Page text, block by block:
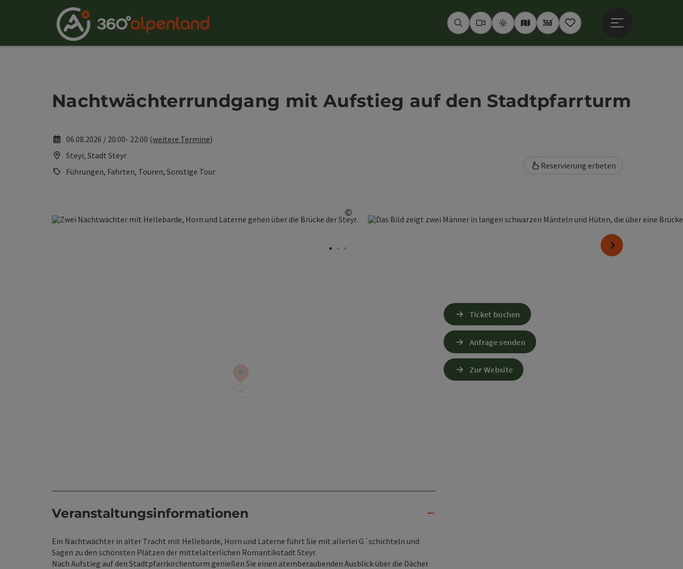
Accesskey
[0]
Zur NavigationAccesskey
[1]
Zum Seitenanfang[2]
Zur Kontaktseite Accesskey
[3]
Accesskey
[4]
Zum ImpressumAccesskey
[5]
Zu den Hinweisen zur Bedienung der Website
Zur StartseiteAccesskey
[7]
SuchenWebcams
WetterInteraktive Karte
360° Panoramen
Merkzettel
Nachtwächterrundgang mit Aufstieg auf den Stadtpfarrturm
06.08.2026 / 20:00- 22:00 (weitere Termine)
Steyr, Stadt Steyr
Führungen, Fahrten, Touren, Sonstige Tour
©
Copyright öffnen
nächstes Element
Reservierung erbeten
Veranstaltungsinformationen
Ein Nachtwächter in alter Tracht mit Hellebarde, Horn und Laterne führt Sie mit allerlei G´schichteln und
Sagen zu den schönsten Plätzen der mittelalterlichen Romantikstadt Steyr.
Nach Aufstieg auf den Stadtpfarrkirchenturm genießen Sie einen atemberaubenden Ausblick über die Dächer
Ticket buchen
Anfrage senden
Zur Website